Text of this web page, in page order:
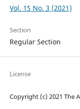
Vol. 15 No. 3 (2021)
Section
Regular Section
License
Copyright (c) 2021 The